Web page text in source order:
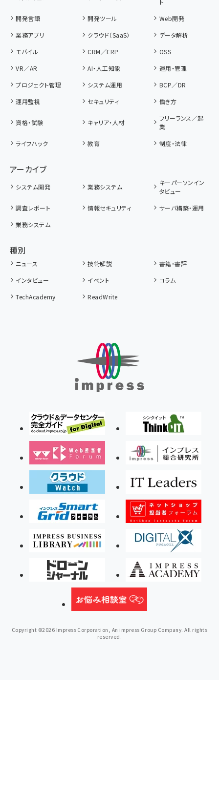
ト
開発言語
開発ツール
Web開発
業務アプリ
クラウド（SaaS）
データ解析
モバイル
CRM／ERP
OSS
VR／AR
AI・人工知能
運用・管理
プロジェクト管理
システム運用
BCP／DR
運用監視
セキュリティ 働き方
資格・試験 キャリア・人材
フリーランス／起
業
ライフハック
教育 制度・法律
アーカイブ
システム開発 業務システム
キーパーソンイン
タビュー
調査レポート
情報セキュリティ
サーバ構築・運用
業務システム
種別
ニュース 技術解説
書籍・書評
インタビュー
イベント
コラム
TechAcademy
ReadWrite
Copyright ©2026 Impress Corporation, An impress Group Company. All rights
reserved.